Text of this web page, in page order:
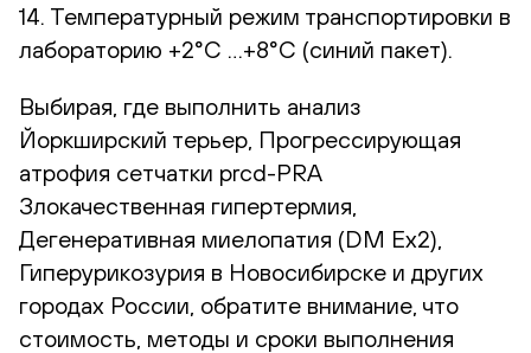
14. Температурный режим транспортировки в
лабораторию +2°С …+8°С (синий пакет).
Выбирая, где выполнить анализ
Йоркширский терьер, Прогрессирующая
атрофия сетчатки prcd-PRA
Злокачественная гипертермия,
Дегенеративная миелопатия (DM Ex2),
Гиперурикозурия в Новосибирске и других
городах России, обратите внимание, что
стоимость, методы и сроки выполнения